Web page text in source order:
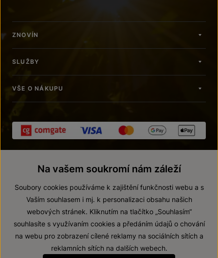
ZNOVÍN
SLUŽBY
VŠE O NÁKUPU
© 2026 ZNOVÍN ZNOJMO, a. s.
Prohlášení o přístupnosti
Na vašem soukromí nám záleží
Soubory cookies používáme k zajištění funkčnosti webu a s
Vaším souhlasem i mj. k personalizaci obsahu našich
webových stránek. Kliknutím na tlačítko „Souhlasím“
souhlasíte s využívaním cookies a předáním údajů o chování
na webu pro zobrazení cílené reklamy na sociálních sítích a
reklamních sítích na dalších webech.